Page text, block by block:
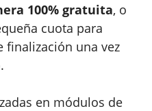
100% gratuita, o
cuota para
finalización una vez
en módulos de